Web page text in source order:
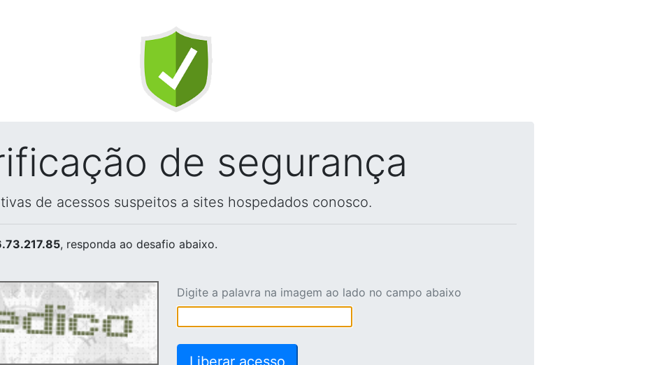
de segurança
de acessos suspeitos a sites hospedados conosco.
, responda ao desafio abaixo.
Digite a palavra na imagem ao lado no campo abaixo